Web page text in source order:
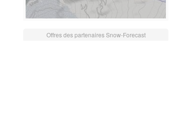
Offres des partenaires Snow-Forecast